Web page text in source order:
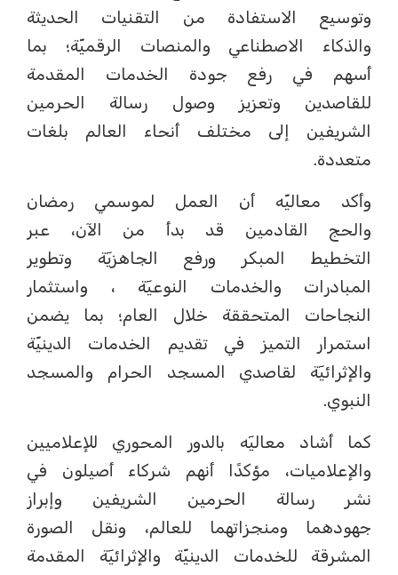
وتوسيع الاستفادة من التقنيات الحديثة
والذكاء الاصطناعي والمنصات الرقميّة؛ بما
أسهم في رفع جودة الخدمات المقدمة
للقاصدين وتعزيز وصول رسالة الحرمين
الشريفين إلى مختلف أنحاء العالم بلغات
متعددة.
وأكد معاليّه أن العمل لموسمي رمضان
والحج القادمين قد بدأ من الآن، عبر
التخطيط المبكر ورفع الجاهزيٓة وتطوير
المبادرات والخدمات النوعيٓة ، واستثمار
النجاحات المتحققة خلال العام؛ بما يضمن
استمرار التميز في تقديم الخدمات الدينيّة
والإثرائيٓة لقاصدي المسجد الحرام والمسجد
النبوي.
كما أشاد معاليٓه بالدور المحوري للإعلاميين
والإعلاميات، مؤكدًا أنهم شركاء أصيلون في
نشر رسالة الحرمين الشريفين وإبراز
جهودهما ومنجزاتهما للعالم، ونقل الصورة
المشرقة للخدمات الدينيّة والإثرائيٓة المقدمة